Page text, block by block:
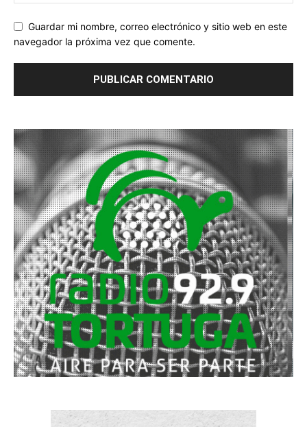
Guardar mi nombre, correo electrónico y sitio web en este
navegador la próxima vez que comente.